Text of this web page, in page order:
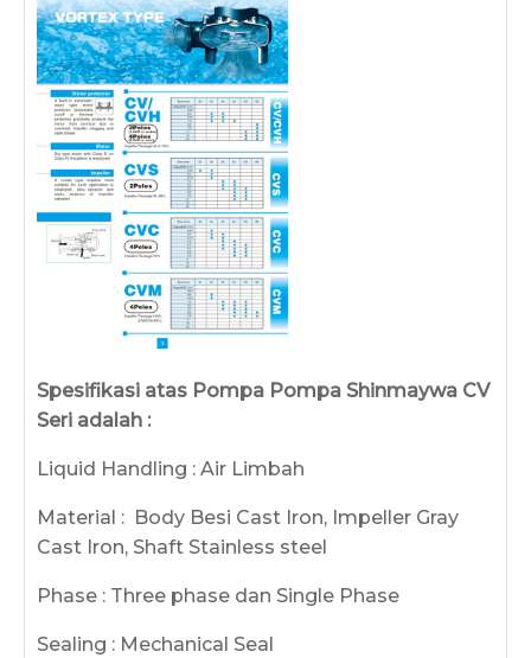
Spesifikasi atas Pompa Pompa Shinmaywa CV
Seri adalah :
Liquid Handling : Air Limbah
Material : Body Besi Cast Iron, Impeller Gray
Cast Iron, Shaft Stainless steel
Phase : Three phase dan Single Phase
Sealing : Mechanical Seal